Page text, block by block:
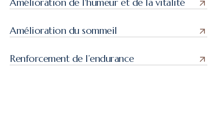
Amélioration de l'humeur et de la vitalité
Amélioration du sommeil
Renforcement de l’endurance